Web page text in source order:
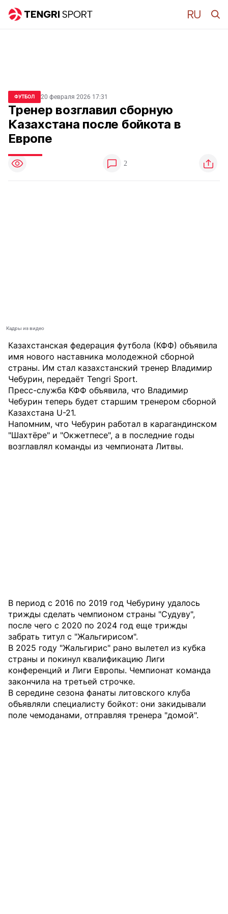
ФУТБОЛ 20 февраля 2026 17:31
Тренер возглавил сборную
Казахстана после бойкота в
Европе
2
Кадры из видео
Казахстанская федерация футбола (КФФ) объявила
имя нового наставника молодежной сборной
страны. Им стал казахстанский тренер Владимир
Чебурин, передаёт Tengri Sport.
Пресс-служба КФФ объявила, что Владимир
Чебурин теперь будет старшим тренером сборной
Казахстана U-21.
Напомним, что Чебурин работал в карагандинском
"Шахтёре" и "Окжетпесе", а в последние годы
возглавлял команды из чемпионата Литвы.
В период с 2016 по 2019 год Чебурину удалось
трижды сделать чемпионом страны "Судуву",
после чего с 2020 по 2024 год еще трижды
забрать титул с "Жальгирисом".
В 2025 году "Жальгирис" рано вылетел из кубка
страны и покинул квалификацию Лиги
конференций и Лиги Европы. Чемпионат команда
закончила на третьей строчке.
В середине сезона фанаты литовского клуба
объявляли специалисту бойкот: они закидывали
поле чемоданами, отправляя тренера "домой".